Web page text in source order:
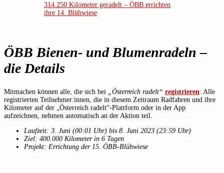
314.250 Kilometer geradelt – ÖBB errichten
ihre 14. Blühwiese
ÖBB Bienen- und Blumenradeln –
die Details
Mitmachen können alle, die sich bei „Österreich radelt“ registrieren: Alle
registrierten Teilnehmer:innen, die in diesem Zeitraum Radfahren und ihre
Kilometer auf der „Österreich radelt“-Plattform oder in der App
aufzeichnen, nehmen automatisch an der Aktion teil.
Laufzeit: 3. Juni (00:01 Uhr) bis 8. Juni 2023 (23:59 Uhr)
Ziel: 400.000 Kilometer in 6 Tagen
Projekt: Errichtung der 15. ÖBB-Blühwiese